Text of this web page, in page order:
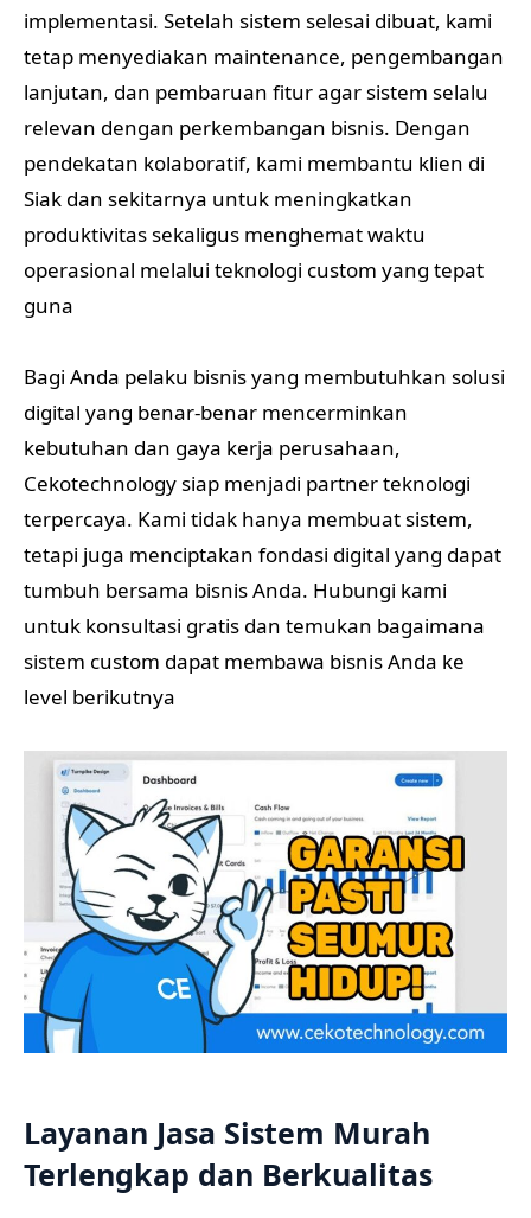
implementasi. Setelah sistem selesai dibuat, kami
tetap menyediakan maintenance, pengembangan
lanjutan, dan pembaruan fitur agar sistem selalu
relevan dengan perkembangan bisnis. Dengan
pendekatan kolaboratif, kami membantu klien di
Siak dan sekitarnya untuk meningkatkan
produktivitas sekaligus menghemat waktu
operasional melalui teknologi custom yang tepat
guna
Bagi Anda pelaku bisnis yang membutuhkan solusi
digital yang benar-benar mencerminkan
kebutuhan dan gaya kerja perusahaan,
Cekotechnology siap menjadi partner teknologi
terpercaya. Kami tidak hanya membuat sistem,
tetapi juga menciptakan fondasi digital yang dapat
tumbuh bersama bisnis Anda. Hubungi kami
untuk konsultasi gratis dan temukan bagaimana
sistem custom dapat membawa bisnis Anda ke
level berikutnya
Layanan Jasa Sistem Murah
Terlengkap dan Berkualitas